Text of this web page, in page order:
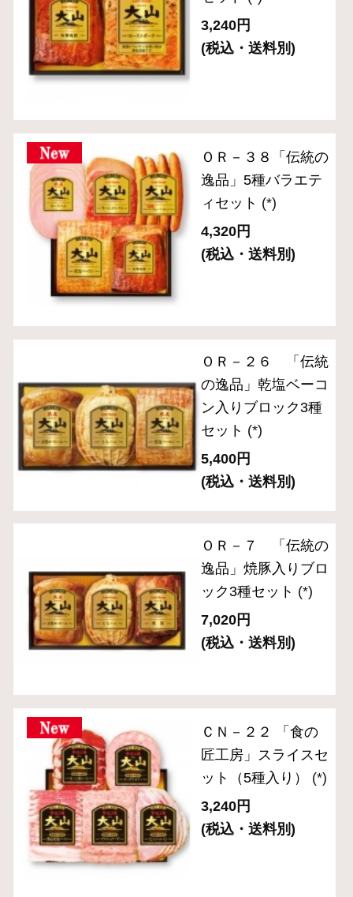
入り）(*)
10,800円
(税込・送料別)
1 2 次へ
商品を探す
ギフトセレクション
食の匠工房シリーズ
送料無料セット
ご自宅用セット
ベーコン
ソーセージ・ドライソーセージ（サラミ）
バラエティ （焼豚・その他）
ギフトセット 3,000円～
ギフトセット 5,000円～
ギフトセット 8,000円～
単品おとりよせ 1,000円～
単品おとりよせ 2,000円～